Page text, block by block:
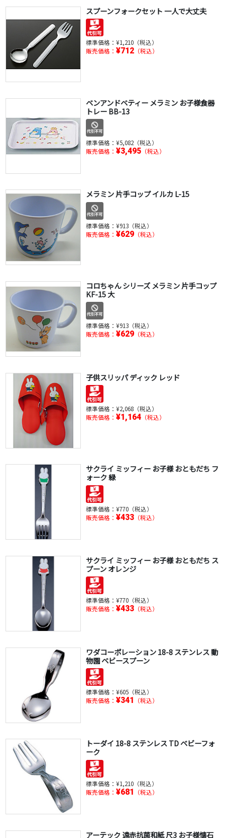
スプーンフォークセット 一人で大丈夫
標準価格： ¥1,210（税込）
販売価格： ¥712（税込）
ベンアンドベティー メラミン お子様食器
トレー BB-13
標準価格： ¥5,082（税込）
販売価格： ¥3,495（税込）
メラミン 片手コップ イルカ L-15
標準価格： ¥913（税込）
販売価格： ¥629（税込）
コロちゃん シリーズ メラミン 片手コップ
KF-15 大
標準価格： ¥913（税込）
販売価格： ¥629（税込）
子供スリッパ ディック レッド
標準価格： ¥2,068（税込）
販売価格： ¥1,164（税込）
サクライ ミッフィー お子様 おともだち フ
ォーク 緑
標準価格： ¥770（税込）
販売価格： ¥433（税込）
サクライ ミッフィー お子様 おともだち ス
プーン オレンジ
標準価格： ¥770（税込）
販売価格： ¥433（税込）
ワダコーポレーション 18-8 ステンレス 動
物園 ベビースプーン
標準価格： ¥605（税込）
販売価格： ¥341 （税込）
トーダイ 18-8 ステンレス TD ベビーフォ
ーク
標準価格： ¥1,210（税込）
販売価格： ¥681 （税込）
アーテック 遠赤抗菌和紙 尺3 お子様懐石